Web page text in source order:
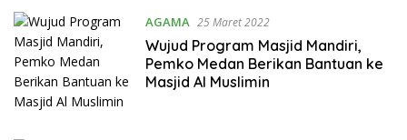
AGAMA 25 Maret 2022
Wujud Program Masjid Mandiri,
Pemko Medan Berikan Bantuan ke
Masjid Al Muslimin